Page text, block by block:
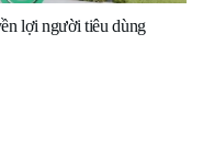
lợi người tiêu dùng